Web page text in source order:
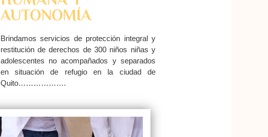
AUTONOMÍA
Brindamos servicios de protección integral y
restitución de derechos de 300 niños niñas y
adolescentes no acompañados y separados
en situación de refugio en la ciudad de
Quito……………….